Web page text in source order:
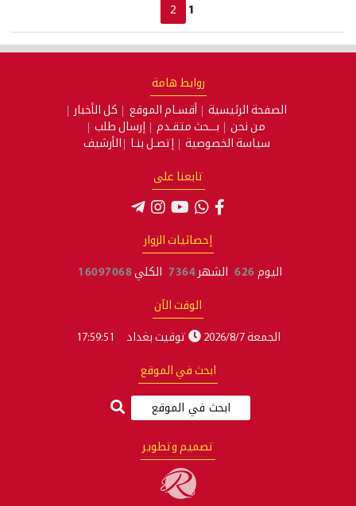
1
روابط هامة
الصفحة الرئيسية أقسـام الموقع
كل الأخبار
من نحن
بـــحث متقـدم
إرسال طلب
سياسة الخصوصية
إتصـل بنـا الأرشيف
تابعنا على
إحصائيات الزوار
اليوم 626 الشهر 7364 الكلي 16097068
الوقت الآن
الجمعة 2026/8/7 توقيت بغداد 17:59:53
ابحث في الموقع
تصميم وتطوير